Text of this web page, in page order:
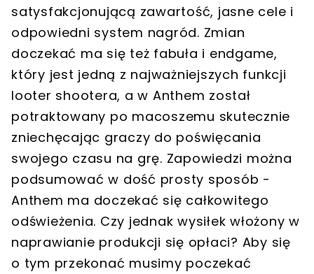
satysfakcjonującą zawartość, jasne cele i
odpowiedni system nagród. Zmian
doczekać ma się też fabuła i endgame,
który jest jedną z najważniejszych funkcji
looter shootera, a w Anthem został
potraktowany po macoszemu skutecznie
zniechęcając graczy do poświęcania
swojego czasu na grę. Zapowiedzi można
podsumować w dość prosty sposób -
Anthem ma doczekać się całkowitego
odświeżenia. Czy jednak wysiłek włożony w
naprawianie produkcji się opłaci? Aby się
o tym przekonać musimy poczekać